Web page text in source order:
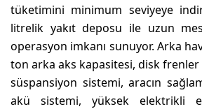
tüketimini minimum seviyeye
litrelik yakıt deposu ile uzun
operasyon imkanı sunuyor. Arka
ton arka aks kapasitesi, disk frenler
süspansiyon sistemi, aracın
akü sistemi, yüksek elektrikli